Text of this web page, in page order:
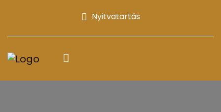
Nyitvatartás